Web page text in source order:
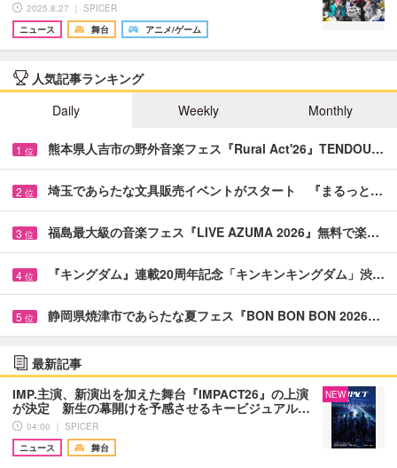
2025.8.27 ｜ SPICER
ニュース
舞台 アニメ/ゲーム
人気記事ランキング
Daily
Weekly Monthly
1 位 熊本県人吉市の野外音楽フェス『Rural Act'26』TENDOU…
2 位 埼玉であらたな文具販売イベントがスタート 『まるっと…
3 位 福島最大級の音楽フェス『LIVE AZUMA 2026』無料で楽…
4 位 『キングダム』連載20周年記念「キンキンキングダム」渋…
5 位 静岡県焼津市であらたな夏フェス『BON BON BON 2026…
最新記事
IMP.主演、新演出を加えた舞台『IMPACT26』の上演
が決定 新生の幕開けを予感させるキービジュアル…
04:00 ｜ SPICER
ニュース
舞台
NEW